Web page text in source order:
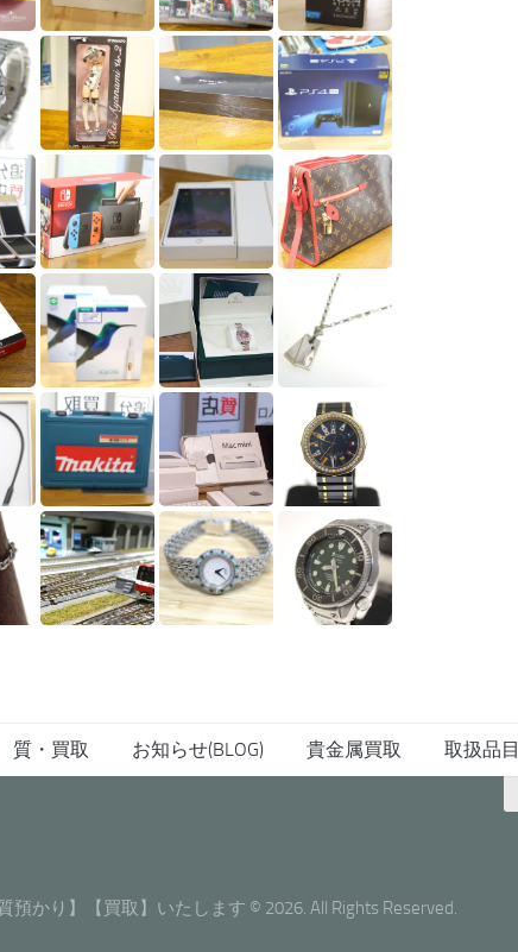
質・買取 お知らせ(BLOG) 貴金属買取 取扱品目
預かり】【買取】いたします © 2026. All Rights Reserved.